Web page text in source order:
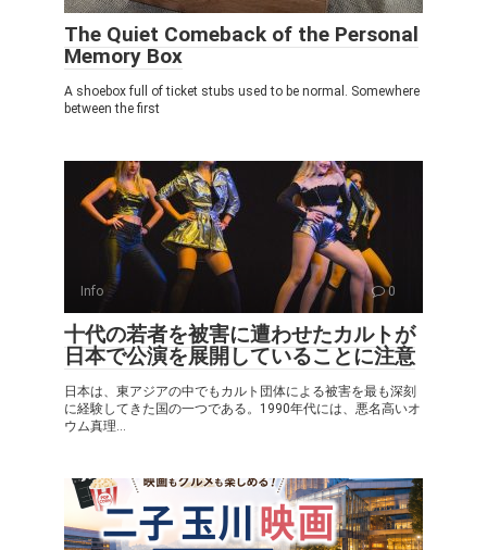
The Quiet Comeback of the Personal
Memory Box
A shoebox full of ticket stubs used to be normal. Somewhere
between the first
Info 0
十代の若者を被害に遭わせたカルトが
日本で公演を展開していることに注意
日本は、東アジアの中でもカルト団体による被害を最も深刻
に経験してきた国の一つである。1990年代には、悪名高いオ
ウム真理...